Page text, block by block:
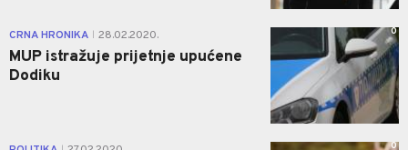
CRNA HRONIKA 28.02.2020.
MUP istražuje prijetnje upućene
Dodiku
0
0